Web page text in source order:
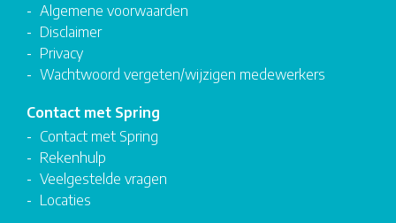
Algemene voorwaarden
Disclaimer
Privacy
Wachtwoord vergeten/wijzigen medewerkers
Contact met Spring
Contact met Spring
Rekenhulp
Veelgestelde vragen
Locaties